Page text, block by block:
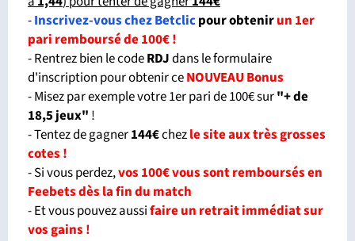
-Inscrivez-vous chez Betclicpour obtenirun 1er
pari remboursé de 100€ !
- Rentrez bien le codeRDJdans le formulaire
d'inscription pour obtenir ceNOUVEAU Bonus
- Misez par exemple votre 1er pari de 100€ sur"+ de
18,5 jeux" !
- Tentez de gagner144€chezle site aux très grosses
cotes !
- Si vous perdez,vos 100€ vous sont remboursés en
Feebets dès la fin du match
- Et vous pouvez aussifaire un retrait immédiat sur
vos gains !